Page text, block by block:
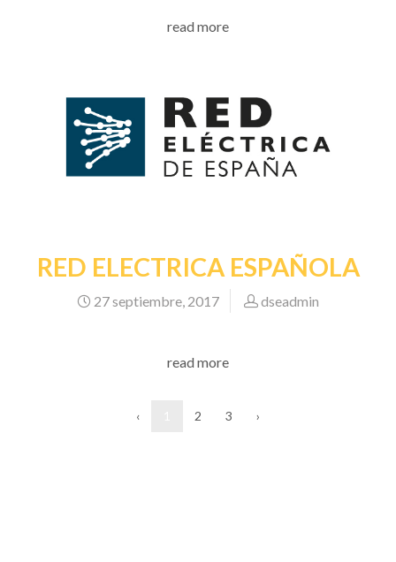
read more
RED ELECTRICA ESPAÑOLA
27 septiembre, 2017 dseadmin
read more
‹ 2 3 ›